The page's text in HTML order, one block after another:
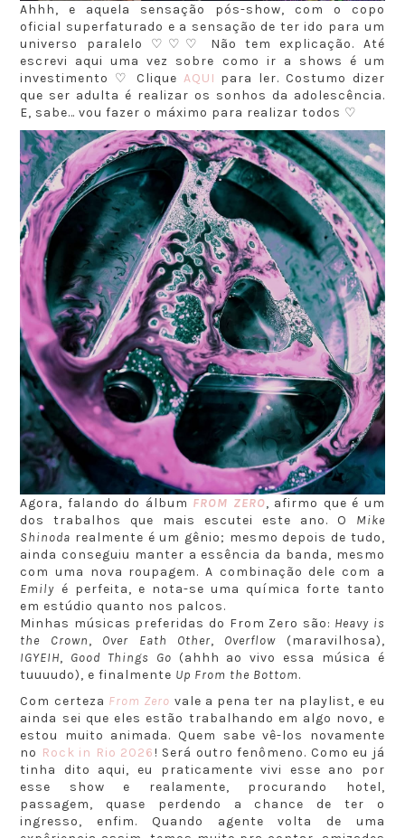
Ahhh, e aquela sensação pós-show, com o copo
oficial superfaturado e a sensação de ter ido para um
universo paralelo ♡♡♡ Não tem explicação. Até
escrevi aqui uma vez sobre como ir a shows é um
investimento ♡ Clique AQUI para ler. Costumo dizer
que ser adulta é realizar os sonhos da adolescência.
E, sabe… vou fazer o máximo para realizar todos ♡
Agora, falando do álbum FROM ZERO, afirmo que é um
dos trabalhos que mais escutei este ano. O Mike
Shinoda realmente é um gênio; mesmo depois de tudo,
ainda conseguiu manter a essência da banda, mesmo
com uma nova roupagem. A combinação dele com a
Emily é perfeita, e nota-se uma química forte tanto
em estúdio quanto nos palcos.
Minhas músicas preferidas do From Zero são: Heavy is
the Crown, Over Eath Other, Overflow (maravilhosa),
IGYEIH, Good Things Go (ahhh ao vivo essa música é
tuuuudo), e finalmente Up From the Bottom.
Com certeza From Zero vale a pena ter na playlist, e eu
ainda sei que eles estão trabalhando em algo novo, e
estou muito animada. Quem sabe vê-los novamente
no Rock in Rio 2026! Será outro fenômeno. Como eu já
tinha dito aqui, eu praticamente vivi esse ano por
esse show e realamente, procurando hotel,
passagem, quase perdendo a chance de ter o
ingresso, enfim. Quando agente volta de uma